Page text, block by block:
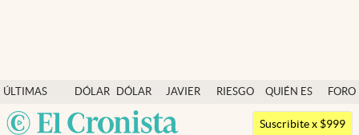
ÚLTIMAS
NOTICIAS
DÓLAR
DÓLAR
BLUE
JAVIER
RIESGO
QUIÉN ES
QUIÉN
FORO
Argentina
Dólar
Members Suscribite x $999